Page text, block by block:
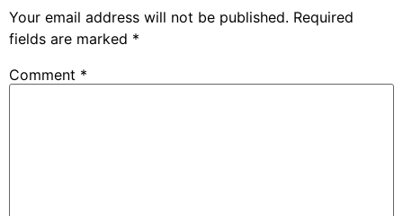
Your email address will not be published. Required
fields are marked *
Comment *